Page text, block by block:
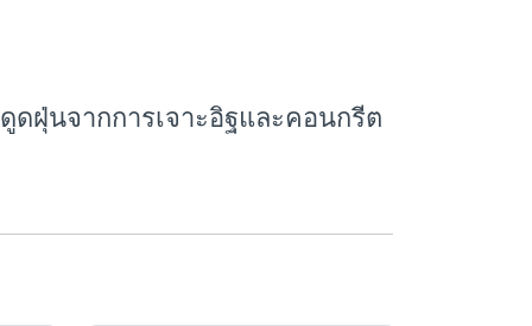
ดฝุ่นจากการเจาะอิฐและคอนกรีต